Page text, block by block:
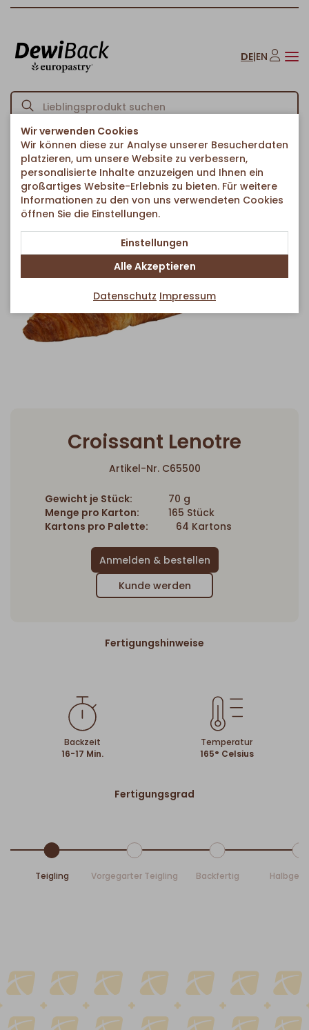
DE|EN
Startseite Croissants Ungefüllte Croissants Croissant Lenotre
Zurück zur Artikelübersicht
Croissant Lenotre
Artikel-Nr. C65500
Gewicht je Stück:
70 g
Menge pro Karton:
165 Stück
Kartons pro Palette:
64 Kartons
Kunde werden
Fertigungshinweise
Backzeit
16-17 Min.
Temperatur
165° Celsius
Fertigungsgrad
Teigling Vorgegarter Teigling Backfertig
Wir verwenden Cookies
Wir können diese zur Analyse unserer Besucherdaten
platzieren, um unsere Website zu verbessern,
personalisierte Inhalte anzuzeigen und Ihnen ein
großartiges Website-Erlebnis zu bieten. Für weitere
Informationen zu den von uns verwendeten Cookies
öffnen Sie die Einstellungen.
Einstellungen
Alle Akzeptieren
Datenschutz Impressum